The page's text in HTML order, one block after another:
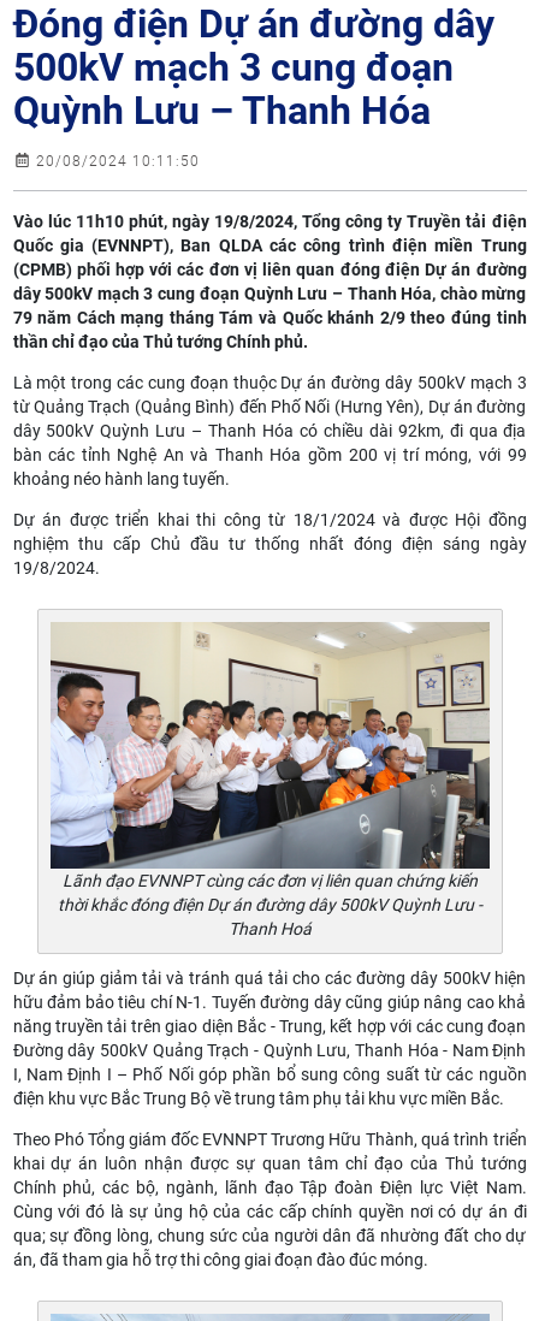
Đóng điện Dự án đường dây
500kV mạch 3 cung đoạn
Quỳnh Lưu – Thanh Hóa
20/08/2024 10:11:50
Vào lúc 11h10 phút, ngày 19/8/2024, Tổng công ty Truyền tải điện
Quốc gia (EVNNPT), Ban QLDA các công trình điện miền Trung
(CPMB) phối hợp với các đơn vị liên quan đóng điện Dự án đường
dây 500kV mạch 3 cung đoạn Quỳnh Lưu – Thanh Hóa, chào mừng
79 năm Cách mạng tháng Tám và Quốc khánh 2/9 theo đúng tinh
thần chỉ đạo của Thủ tướng Chính phủ.
Là một trong các cung đoạn thuộc Dự án đường dây 500kV mạch 3
từ Quảng Trạch (Quảng Bình) đến Phố Nối (Hưng Yên), Dự án đường
dây 500kV Quỳnh Lưu – Thanh Hóa có chiều dài 92km, đi qua địa
bàn các tỉnh Nghệ An và Thanh Hóa gồm 200 vị trí móng, với 99
khoảng néo hành lang tuyến.
Dự án được triển khai thi công từ 18/1/2024 và được Hội đồng
nghiệm thu cấp Chủ đầu tư thống nhất đóng điện sáng ngày
19/8/2024.
Lãnh đạo EVNNPT cùng các đơn vị liên quan chứng kiến
thời khắc đóng điện Dự án đường dây 500kV Quỳnh Lưu -
Thanh Hoá
Dự án giúp giảm tải và tránh quá tải cho các đường dây 500kV hiện
hữu đảm bảo tiêu chí N-1. Tuyến đường dây cũng giúp nâng cao khả
năng truyền tải trên giao diện Bắc - Trung, kết hợp với các cung đoạn
Đường dây 500kV Quảng Trạch - Quỳnh Lưu, Thanh Hóa - Nam Định
I, Nam Định I – Phố Nối góp phần bổ sung công suất từ các nguồn
điện khu vực Bắc Trung Bộ về trung tâm phụ tải khu vực miền Bắc.
Theo Phó Tổng giám đốc EVNNPT Trương Hữu Thành, quá trình triển
khai dự án luôn nhận được sự quan tâm chỉ đạo của Thủ tướng
Chính phủ, các bộ, ngành, lãnh đạo Tập đoàn Điện lực Việt Nam.
Cùng với đó là sự ủng hộ của các cấp chính quyền nơi có dự án đi
qua; sự đồng lòng, chung sức của người dân đã nhường đất cho dự
án, đã tham gia hỗ trợ thi công giai đoạn đào đúc móng.